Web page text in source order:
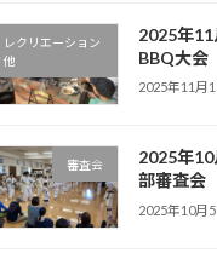
レクリエーション
他
2025年
BBQ大会
2025年11月
審査会
2025年
部審査会
2025年10月